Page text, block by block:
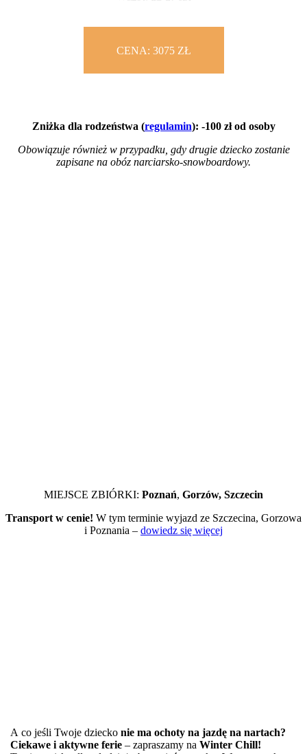
CENA: 3075 ZŁ
Zniżka dla rodzeństwa (regulamin): -100 zł od osoby
Obowiązuje również w przypadku, gdy drugie dziecko zostanie
zapisane na obóz narciarsko-snowboardowy.
MIEJSCE ZBIÓRKI: Poznań, Gorzów, Szczecin
Transport w cenie! W tym terminie wyjazd ze Szczecina, Gorzowa
i Poznania – dowiedz się więcej
A co jeśli Twoje dziecko nie ma ochoty na jazdę na nartach?
Ciekawe i aktywne ferie – zapraszamy na Winter Chill!